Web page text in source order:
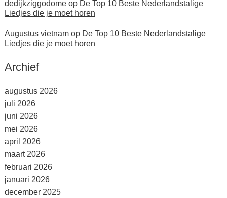
dedijkziggodomeop De Top 10 Beste Nederlandstalige
Liedjes die je moet horen
Augustus vietnamop De Top 10 Beste Nederlandstalige
Liedjes die je moet horen
Archief
augustus 2026
juli 2026
juni 2026
mei 2026
april 2026
maart 2026
februari 2026
januari 2026
december 2025